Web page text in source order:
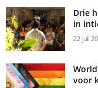
Drie
in
22 juli
voor